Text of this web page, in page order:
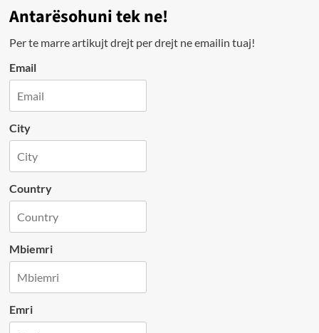
Antarësohuni tek ne!
Per te marre artikujt drejt per drejt ne emailin tuaj!
Email
City
Country
Mbiemri
Emri